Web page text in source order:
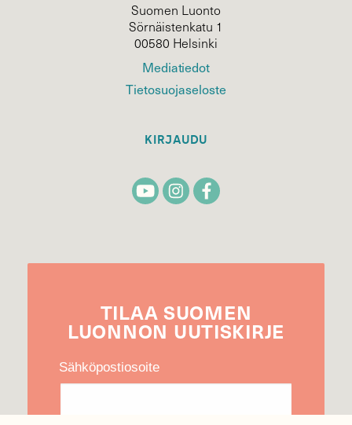
Suomen Luonto
Sörnäistenkatu 1
00580 Helsinki
Mediatiedot
Tietosuojaseloste
KIRJAUDU
TILAA SUOMEN
LUONNON UUTIS­KIRJE
Sähköpostiosoite